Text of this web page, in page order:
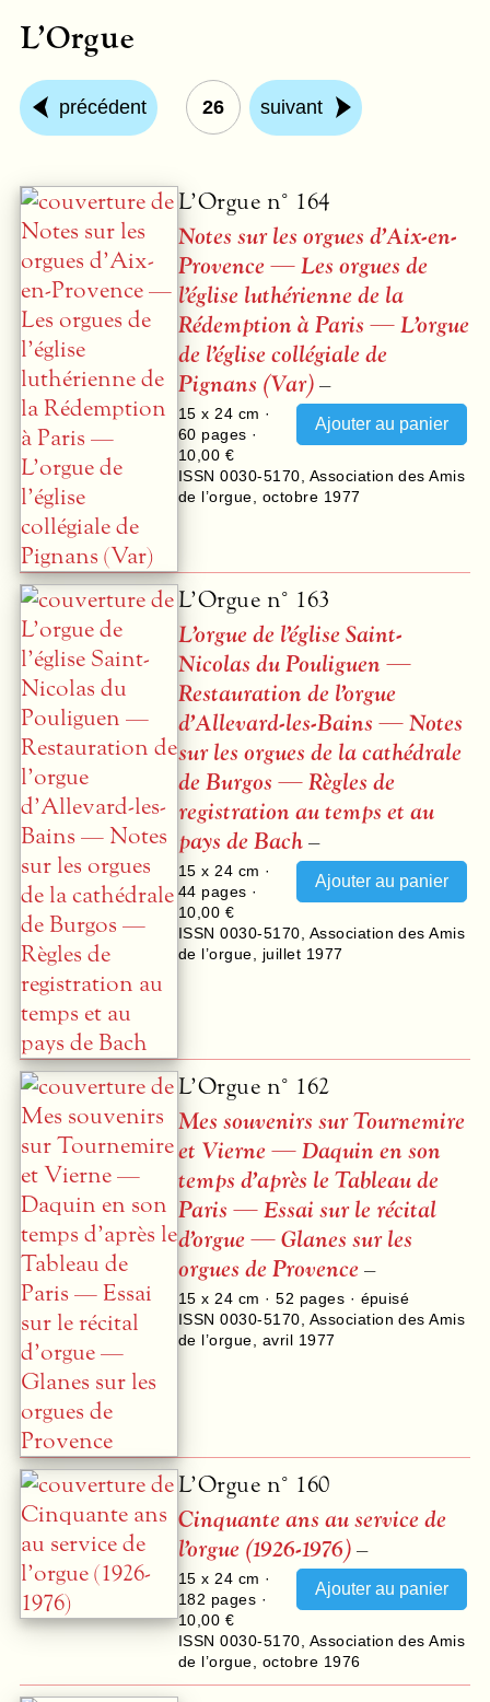
L’Orgue
précédent 26 suivant
L’Orgue n° 164
Notes sur les orgues d’Aix-en-
Provence — Les orgues de
l’église luthérienne de la
Rédemption à Paris — L’orgue
de l’église collégiale de
Pignans (Var)–
15 x 24 cm ·
60 pages ·
10,00 €
ISSN 0030-5170 Association des Amis
de l’orgue
octobre 1977
L’Orgue n° 163
L’orgue de l’église Saint-
Nicolas du Pouliguen —
Restauration de l’orgue
d’Allevard-les-Bains — Notes
sur les orgues de la cathédrale
de Burgos — Règles de
registration au temps et au
pays de Bach–
15 x 24 cm ·
44 pages ·
10,00 €
ISSN 0030-5170 Association des Amis
de l’orgue
juillet 1977
L’Orgue n° 162
Mes souvenirs sur Tournemire
et Vierne — Daquin en son
temps d’après le Tableau de
Paris — Essai sur le récital
d’orgue — Glanes sur les
orgues de Provence –
15 x 24 cm ·52 pages · épuisé
ISSN 0030-5170 Association des Amis
de l’orgue
avril 1977
L’Orgue n° 160
Cinquante ans au service de
l’orgue (1926-1976)–
15 x 24 cm ·
182 pages ·
10,00 €
ISSN 0030-5170 Association des Amis
de l’orgue
octobre 1976